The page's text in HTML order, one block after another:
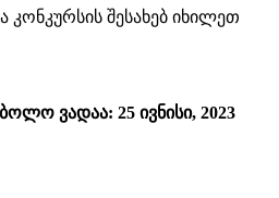
კონკურსის შესახებ იხილეთ
ბოლო ვადაა: 25 ივნისი, 2023